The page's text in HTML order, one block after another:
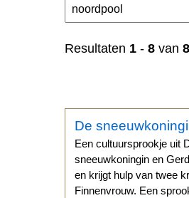
Resultaten 1 - 8 van 8
De
Een cultuursprookje uit
sneeuwkoningin en
en krijgt hulp van twee
Finnenvrouw. Een